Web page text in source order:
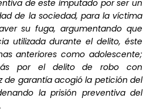
de este imputado por ser un
de la sociedad, para la víctima
su fuga, argumentando que
utilizada durante el delito, éste
anteriores como adolescente;
por el delito de robo con
de garantía acogió la petición del
la prisión preventiva del